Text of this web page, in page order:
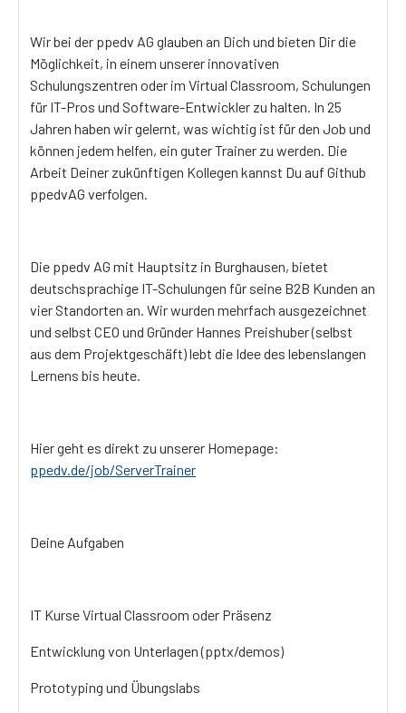
Wir bei der ppedv AG glauben an Dich und bieten Dir die
Möglichkeit, in einem unserer innovativen
Schulungszentren oder im Virtual Classroom, Schulungen
für IT-Pros und Software-Entwickler zu halten. In 25
Jahren haben wir gelernt, was wichtig ist für den Job und
können jedem helfen, ein guter Trainer zu werden. Die
Arbeit Deiner zukünftigen Kollegen kannst Du auf Github
ppedvAG verfolgen.
Die ppedv AG mit Hauptsitz in Burghausen, bietet
deutschsprachige IT-Schulungen für seine B2B Kunden an
vier Standorten an. Wir wurden mehrfach ausgezeichnet
und selbst CEO und Gründer Hannes Preishuber (selbst
aus dem Projektgeschäft) lebt die Idee des lebenslangen
Lernens bis heute.
Hier geht es direkt zu unserer Homepage:
ppedv.de/job/ServerTrainer
Deine Aufgaben
IT Kurse Virtual Classroom oder Präsenz
Entwicklung von Unterlagen (pptx/demos)
Prototyping und Übungslabs